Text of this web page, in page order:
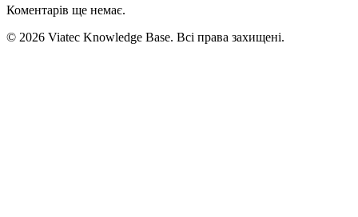
Коментарів ще немає.
© 2026 Viatec Knowledge Base. Всі права захищені.